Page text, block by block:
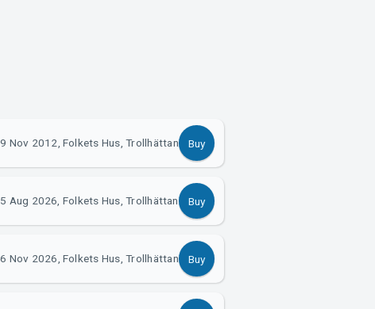
9 Nov 2012, Folkets Hus, Trollhättan Buy
Aug 2026, Folkets Hus, Trollhättan Buy
6 Nov 2026, Folkets Hus, Trollhättan Buy